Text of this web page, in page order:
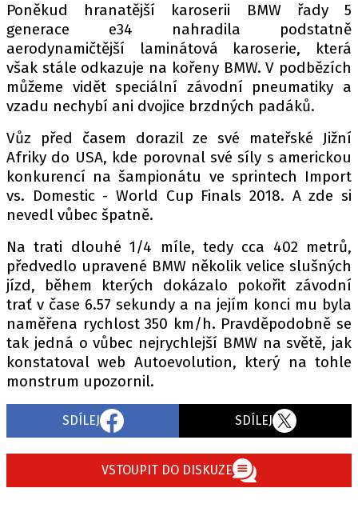
Poněkud hranatější karoserii BMW řady 5
generace e34 nahradila podstatně
aerodynamičtější laminátová karoserie, která
však stále odkazuje na kořeny BMW. V podbězích
můžeme vidět speciální závodní pneumatiky a
vzadu nechybí ani dvojice brzdných padáků.
Vůz před časem dorazil ze své mateřské Jižní
Afriky do USA, kde porovnal své síly s americkou
konkurencí na šampionátu ve sprintech Import
vs. Domestic - World Cup Finals 2018. A zde si
nevedl vůbec špatně.
Na trati dlouhé 1/4 míle, tedy cca 402 metrů,
předvedlo upravené BMW několik velice slušných
jízd, během kterých dokázalo pokořit závodní
trať v čase 6.57 sekundy a na jejím konci mu byla
naměřena rychlost 350 km/h. Pravděpodobně se
tak jedná o vůbec nejrychlejší BMW na světě, jak
konstatoval web Autoevolution, který na tohle
monstrum upozornil.
SDÍLEJ SDÍLEJ
VSTOUPIT DO DISKUZE